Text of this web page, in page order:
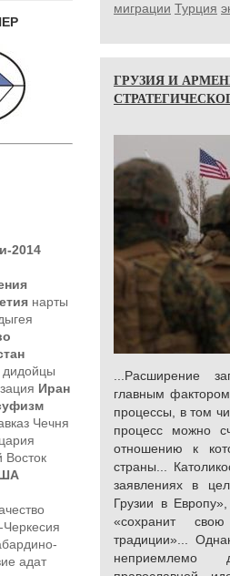
2014
нарты
дидойцы
Иран
Чечня
Восток
адат
миграции Турция
ГРУЗИЯ И
...Расширение
главным
процессы, в том
процесс можно
отношению к
страны...
заявлениях в
Грузии в
«сохранит
традиции»...
неприемлемо